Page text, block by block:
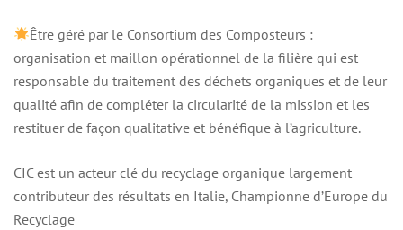
Être géré par le Consortium des Composteurs :
organisation et maillon opérationnel de la filière qui est
responsable du traitement des déchets organiques et de leur
qualité afin de compléter la circularité de la mission et les
restituer de façon qualitative et bénéfique à l’agriculture.
CIC est un acteur clé du recyclage organique largement
contributeur des résultats en Italie, Championne d’Europe du
Recyclage